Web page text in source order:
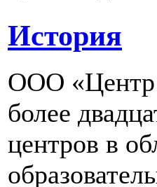
История
ООО «Центр
более
центров в